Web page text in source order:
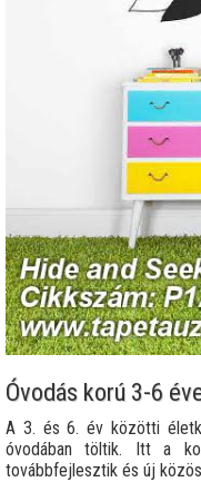
Óvodás korú 3-6
A 3. és 6. év közötti
óvodában töltik. Itt a
továbbfejlesztik és új